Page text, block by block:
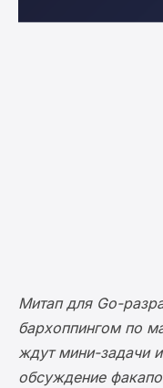
Митап для Go-
бархоппингом по
ждут мини-задачи
обсуждение